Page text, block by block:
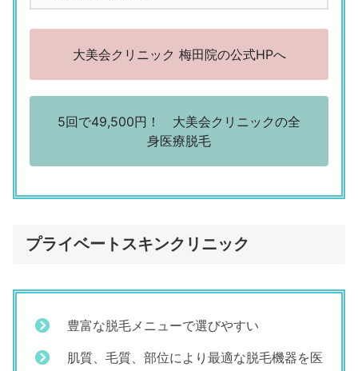
大美会クリニック 梅田院の公式HPへ
5回で49,500円！ 大美会クリニックの全
身医療脱毛
プライベートスキンクリニック
豊富な脱毛メニューで選びやすい
肌質、毛質、部位により最適な脱毛機器を医